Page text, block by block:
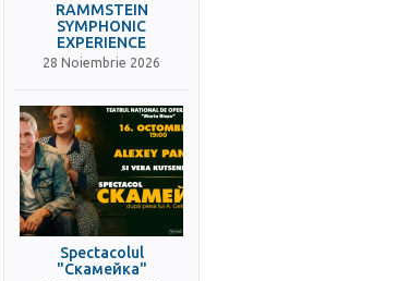
RAMMSTEIN
SYMPHONIC
EXPERIENCE
28 Noiembrie 2026
Spectacolul
"Скамейка"